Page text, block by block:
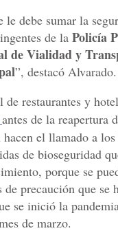
le debe sumar la
de la Policía
de Vialidad y
”, destacó Alvarado.
de restaurantes y
antes de la reapertura
el llamado a
de bioseguridad
porque se
de precaución que se
se inició la
de marzo.